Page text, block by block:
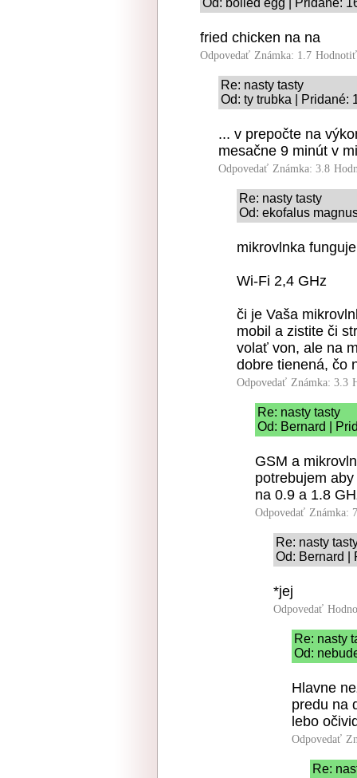
fried chicken na na
Odpovedať Známka: 1.7
Re: nasty tasty
Od: ty trubka | Pridané:
... v prepočte na
mesačne 9 minút v
Odpovedať Známka: 3.8
Re: nasty tasty
Od: ekofalus
mikrovlnka
Wi-Fi 2,4 GHz
či je Vaša
mobil a zistite či
volať von, ale na
dobre tienená, čo
Odpovedať Známka: 3.3
Re: nasty tasty
Od: Bernard |
GSM a
potrebujem
na 0.9 a 1.8
Odpovedať Známka:
Re: nasty
Od: Bernard |
*jej
Odpovedať
Re: nasty
Od:
Hlavne
predu na
lebo
Odpovedať
Re: